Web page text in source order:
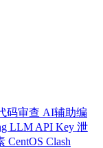
码审查 AI辅助编
LLM API Key 泄
CentOS Clash